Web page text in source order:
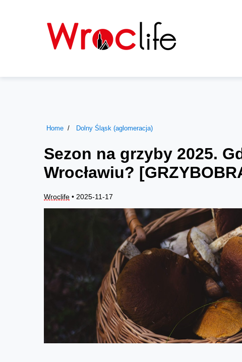
Home Dolny Śląsk (aglomeracja)
Sezon na grzyby 2025.
Wrocławiu?
Wroclife • 2025-11-17